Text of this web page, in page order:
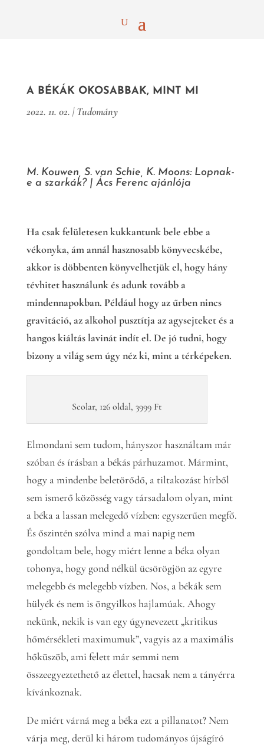
A BÉKÁK OKOSABBAK, MINT MI
2022. 11. 02. |Tudomány
M. Kouwen, S. van Schie, K. Moons: Lopnak-
e a szarkák? | Ács Ferenc ajánlója
Ha csak felületesen kukkantunk bele ebbe a
vékonyka, ám annál hasznosabb könyvecskébe,
akkor is döbbenten könyvelhetjük el, hogy hány
tévhitet használunk és adunk tovább a
mindennapokban. Például hogy az űrben nincs
gravitáció, az alkohol pusztítja az agysejteket és a
hangos kiáltás lavinát indít el. De jó tudni, hogy
bizony a világ sem úgy néz ki, mint a térképeken.
Scolar, 126 oldal, 3999 Ft
Elmondani sem tudom, hányszor használtam már
szóban és írásban a békás párhuzamot. Mármint,
hogy a mindenbe beletörődő, a tiltakozást hírből
sem ismerő közösség vagy társadalom olyan, mint
a béka a lassan melegedő vízben: egyszerűen megfő.
És őszintén szólva mind a mai napig nem
gondoltam bele, hogy miért lenne a béka olyan
tohonya, hogy gond nélkül ücsörögjön az egyre
melegebb és melegebb vízben. Nos, a békák sem
hülyék és nem is öngyilkos hajlamúak. Ahogy
nekünk, nekik is van egy úgynevezett „kritikus
hőmérsékleti maximumuk”, vagyis az a maximális
hőküszöb, ami felett már semmi nem
összeegyeztethető az élettel, hacsak nem a tányérra
kívánkoznak.
De miért várná meg a béka ezt a pillanatot? Nem
várja meg, derül ki három tudományos újságíró